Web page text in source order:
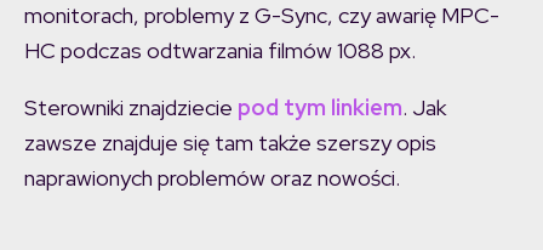
monitorach, problemy z G-Sync, czy awarię MPC-
HC podczas odtwarzania filmów 1088 px.
Sterowniki znajdziecie pod tym linkiem. Jak
zawsze znajduje się tam także szerszy opis
naprawionych problemów oraz nowości.